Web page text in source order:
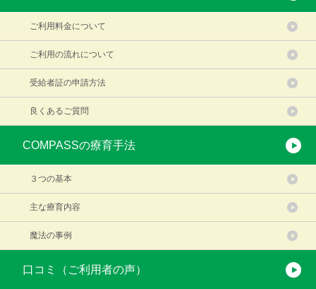
ご利用料金について
ご利用の流れについて
受給者証の申請方法
良くあるご質問
COMPASSの療育手法
３つの基本
主な療育内容
魔法の事例
口コミ（ご利用者の声）